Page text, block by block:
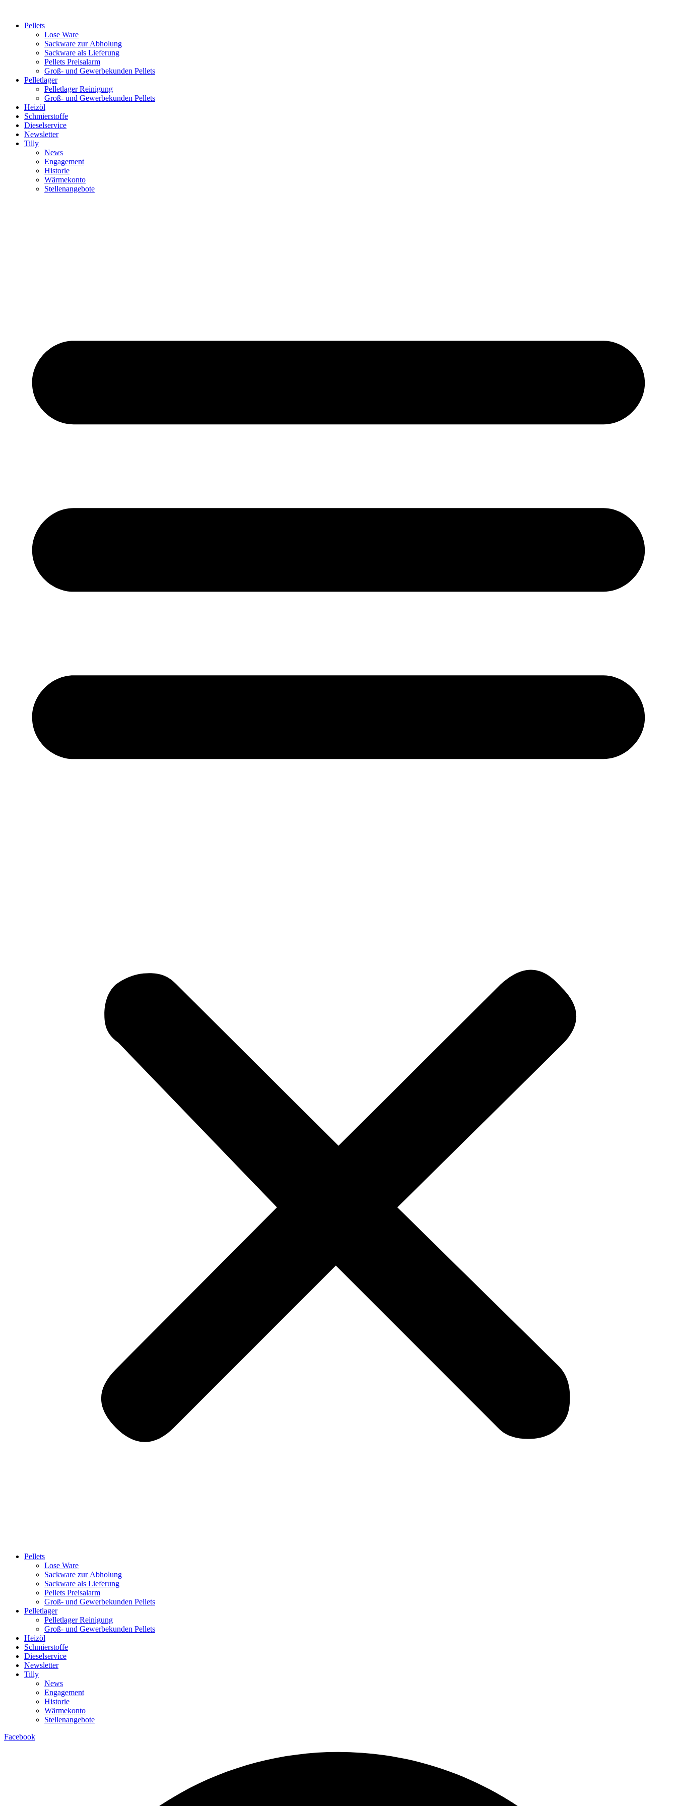
Pellets
Lose Ware
Sackware zur Abholung
Sackware als Lieferung
Pellets Preisalarm
Groß- und Gewerbekunden Pellets
Pelletlager
Pelletlager Reinigung
Groß- und Gewerbekunden Pellets
Heizöl
Schmierstoffe
Dieselservice
Newsletter
Tilly
News
Engagement
Historie
Wärmekonto
Stellenangebote
Pellets
Lose Ware
Sackware zur Abholung
Sackware als Lieferung
Pellets Preisalarm
Groß- und Gewerbekunden Pellets
Pelletlager
Pelletlager Reinigung
Groß- und Gewerbekunden Pellets
Heizöl
Schmierstoffe
Dieselservice
Newsletter
Tilly
News
Engagement
Historie
Wärmekonto
Stellenangebote
Facebook